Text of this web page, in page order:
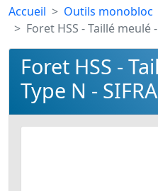
Accueil Outils monobloc
Foret HSS - Taillé meulé
Foret HSS -
Type N -